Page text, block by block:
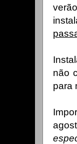
não
para